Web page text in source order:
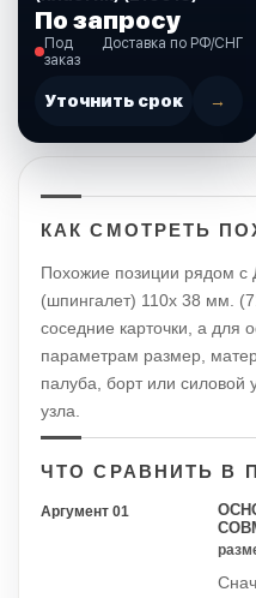
По запросу
Под
заказ
Доставка по РФ/СНГ
Уточнить срок →
КАК СМОТРЕТЬ
Похожие позиции рядом с
(шпингалет) 110х 38 мм.
соседние карточки, а для
параметрам размер,
палуба, борт или силовой
узла.
ЧТО СРАВНИТЬ В
Аргумент 01